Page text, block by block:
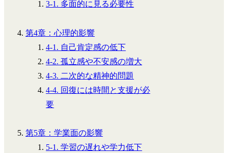
3-1. 多面的に見る必要性
第4章：心理的影響
4-1. 自己肯定感の低下
4-2. 孤立感や不安感の増大
4-3. 二次的な精神的問題
4-4. 回復には時間と支援が必
要
第5章：学業面の影響
5-1. 学習の遅れや学力低下